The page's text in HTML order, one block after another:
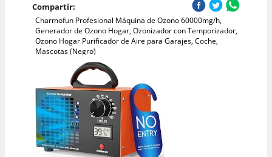
Compartir:
Charmofun Profesional Máquina de Ozono 60000mg/h,
Generador de Ozono Hogar, Ozonizador con Temporizador,
Ozono Hogar Purificador de Aire para Garajes, Coche,
Mascotas (Negro)